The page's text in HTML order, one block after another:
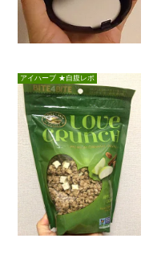
アイハーブ ★自腹レポ